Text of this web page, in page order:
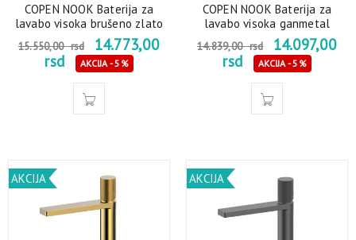
COPEN NOOK Baterija za
lavabo visoka brušeno zlato
15.550,00rsd
14.773,00
rsd
AKCIJA - 5%
COPEN NOOK Baterija za
lavabo visoka ganmetal
14.839,00rsd
14.097,00
rsd
AKCIJA - 5%
AKCIJA AKCIJA